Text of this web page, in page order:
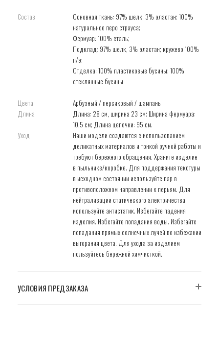
Состав
Основная ткань: 97% шелк, 3% эластан; 100%
натуральное перо страуса;
Фермуар: 100% сталь;
Подклад: 97% шелк, 3% эластан; кружево 100%
п/э;
Отделка: 100% пластиковые бусины; 100%
cтеклянные бусины
Цвета
Арбузный / персиковый / шампань
Длина
Длина: 28 см, ширина 23 см; Ширина фермуара:
10,5 см; Длина цепочки: 95 см.
Уход
Наши модели создаются с использованием
деликатных материалов и тонкой ручной работы и
требуют бережного обращения. Храните изделие
в пыльнике/коробке. Для поддержания текстуры
в исходном состоянии используйте пар в
противоположном направлении к перьям. Для
нейтрализации статического электричества
используйте антистатик. Избегайте падения
изделия. Избегайте попадания воды. Избегайте
попадания прямых солнечных лучей во избежании
выгорания цвета. Для ухода за изделием
пользуйтесь бережной химчисткой.
УСЛОВИЯ ПРЕДЗАКАЗА